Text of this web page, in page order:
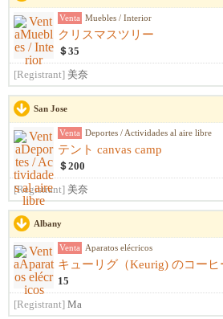
Venta Muebles / Interior
クリスマスツリー
＄35
[Registrant] 美奈
San Jose
Venta Deportes / Actividades al aire libre
テント canvas camp
＄200
[Registrant] 美奈
Albany
Venta Aparatos elécricos
15
[Registrant] Ma